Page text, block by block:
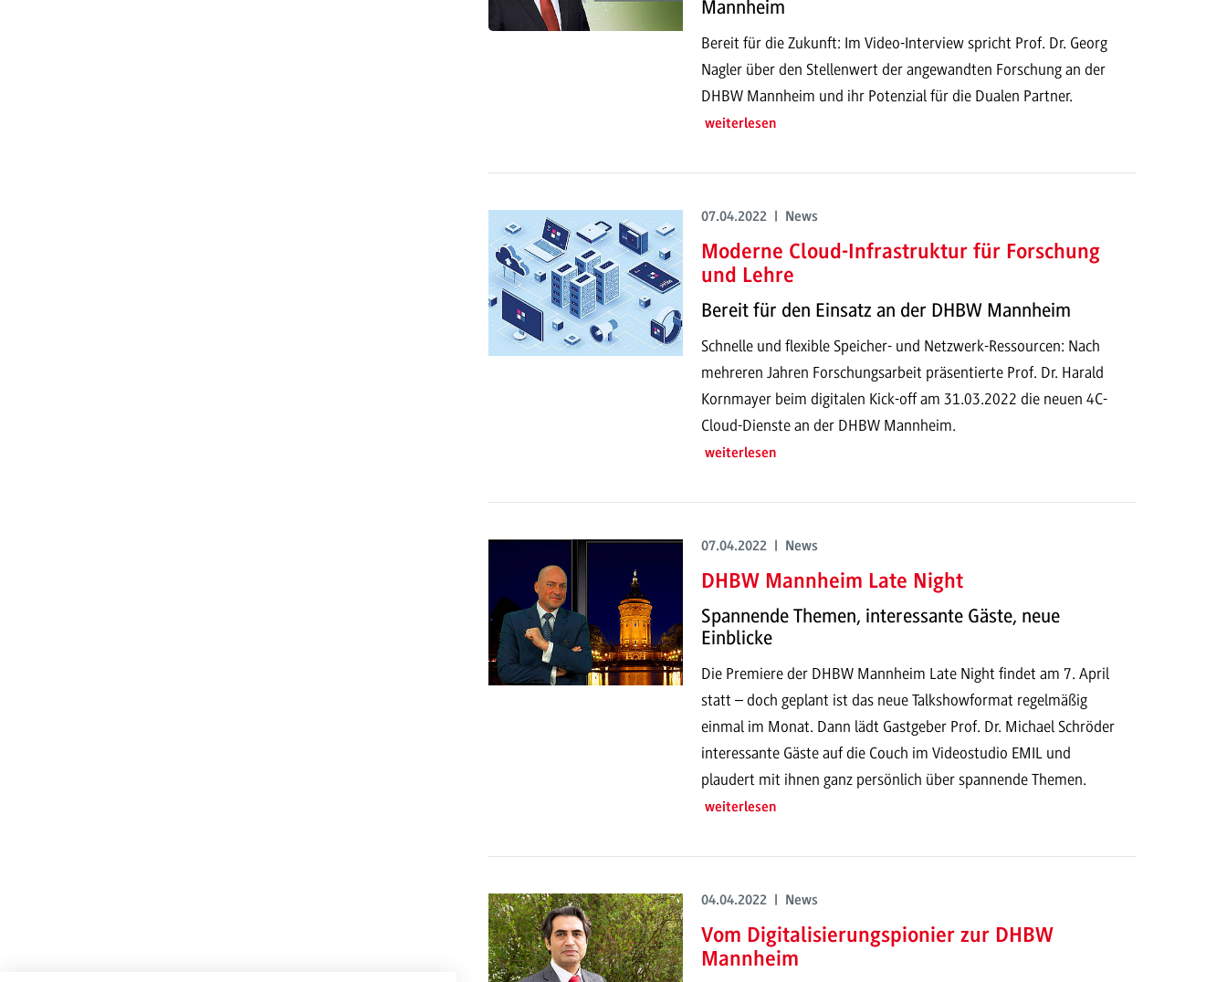
Mannheim
Bereit für die Zukunft: Im Video-Interview spricht Prof. Dr. Georg
Nagler über den Stellenwert der angewandten Forschung an der
DHBW Mannheim und ihr Potenzial für die Dualen Partner.
weiterlesen
07.04.2022 | News
Moderne Cloud-Infrastruktur für Forschung
und Lehre
Bereit für den Einsatz an der DHBW Mannheim
Schnelle und flexible Speicher- und Netzwerk-Ressourcen: Nach
mehreren Jahren Forschungsarbeit präsentierte Prof. Dr. Harald
Kornmayer beim digitalen Kick-off am 31.03.2022 die neuen 4C-
Cloud-Dienste an der DHBW Mannheim.
weiterlesen
07.04.2022 | News
DHBW Mannheim Late Night
Spannende Themen, interessante Gäste, neue
Einblicke
Die Premiere der DHBW Mannheim Late Night findet am 7. April
statt – doch geplant ist das neue Talkshowformat regelmäßig
einmal im Monat. Dann lädt Gastgeber Prof. Dr. Michael Schröder
interessante Gäste auf die Couch im Videostudio EMIL und
plaudert mit ihnen ganz persönlich über spannende Themen.
weiterlesen
04.04.2022 | News
Vom Digitalisierungspionier zur DHBW
Mannheim